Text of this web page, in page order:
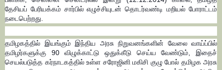
தேசியப் பேரியக்கம் சார்பில் எழுச்சியுடன் தொடர்வண்டி மறியல் போராட்டம்
நடைபெற்றது.
தமிழகத்தில் இயங்கும் இந்திய அரசு நிறுவனங்களின் வேலை வாய்ப்பில்
தமிழர்களுக்கு 90 விழுக்காட்டு ஒதுக்கீடு செய்ய வேண்டும், இதைச்
செயல்படுத்த கர்நாடகத்தில் உள்ள சரோஜினி மகிசி குழு போல் தமிழக அரசு